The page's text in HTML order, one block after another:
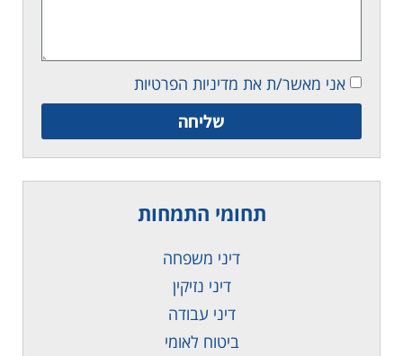
אני מאשר/ת את מדיניות הפרטיות
שליחה
תחומי התמחות
דיני משפחה
דיני נזיקין
דיני עבודה
ביטוח לאומי